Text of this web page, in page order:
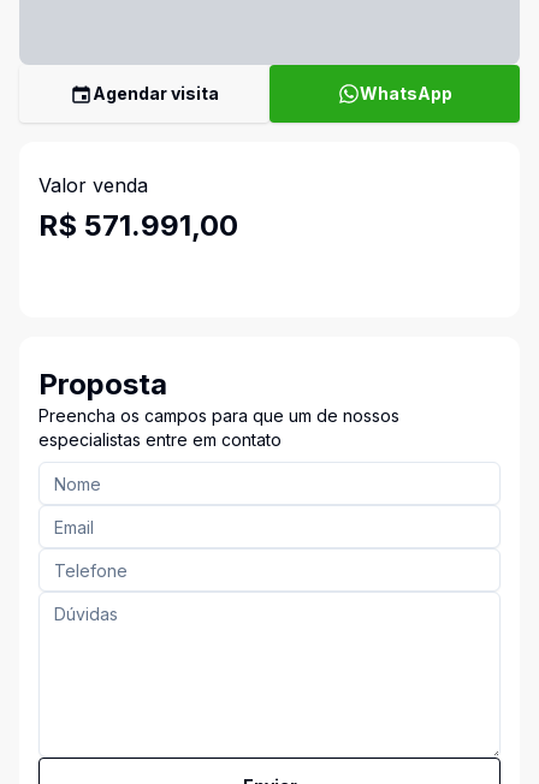
Agendar visita WhatsApp
Valor venda
R$ 571.991,00
Proposta
Preencha os campos para que um de nossos
especialistas entre em contato